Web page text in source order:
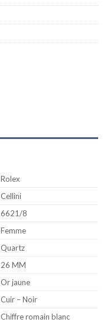
Rolex
Cellini
6621/8
Femme
Quartz
26 MM
Or jaune
Cuir – Noir
Chiffre romain blanc